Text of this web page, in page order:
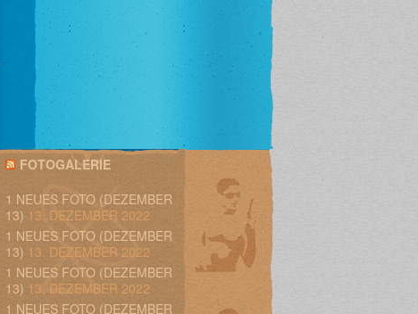
FOTOGALERIE
1 NEUES FOTO (DEZEMBER
13) 13. DEZEMBER 2022
1 NEUES FOTO (DEZEMBER
13) 13. DEZEMBER 2022
1 NEUES FOTO (DEZEMBER
13) 13. DEZEMBER 2022
1 NEUES FOTO (DEZEMBER